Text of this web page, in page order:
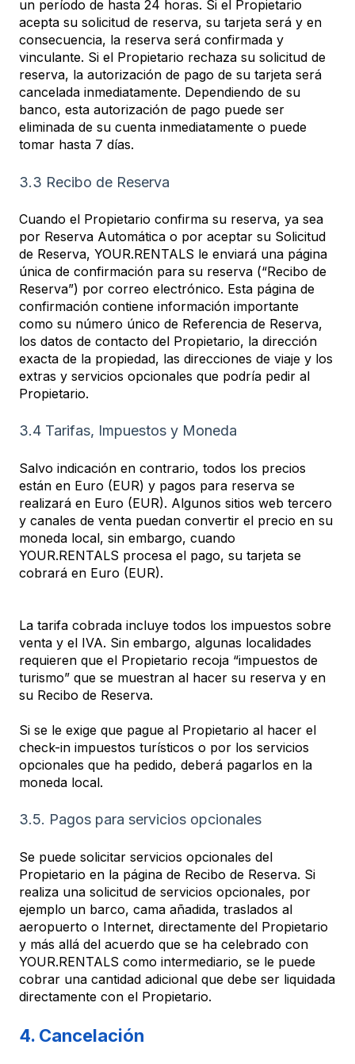
un período de hasta 24 horas. Si el Propietario
acepta su solicitud de reserva, su tarjeta será y en
consecuencia, la reserva será confirmada y
vinculante. Si el Propietario rechaza su solicitud de
reserva, la autorización de pago de su tarjeta será
cancelada inmediatamente. Dependiendo de su
banco, esta autorización de pago puede ser
eliminada de su cuenta inmediatamente o puede
tomar hasta 7 días.
3.3 Recibo de Reserva
Cuando el Propietario confirma su reserva, ya sea
por Reserva Automática o por aceptar su Solicitud
de Reserva, YOUR.RENTALS le enviará una página
única de confirmación para su reserva (“Recibo de
Reserva”) por correo electrónico. Esta página de
confirmación contiene información importante
como su número único de Referencia de Reserva,
los datos de contacto del Propietario, la dirección
exacta de la propiedad, las direcciones de viaje y los
extras y servicios opcionales que podría pedir al
Propietario.
3.4 Tarifas, Impuestos y Moneda
Salvo indicación en contrario, todos los precios
están en Euro (EUR) y pagos para reserva se
realizará en Euro (EUR). Algunos sitios web tercero
y canales de venta puedan convertir el precio en su
moneda local, sin embargo, cuando
YOUR.RENTALS procesa el pago, su tarjeta se
cobrará en Euro (EUR).
La tarifa cobrada incluye todos los impuestos sobre
venta y el IVA. Sin embargo, algunas localidades
requieren que el Propietario recoja “impuestos de
turismo” que se muestran al hacer su reserva y en
su Recibo de Reserva.
Si se le exige que pague al Propietario al hacer el
check-in impuestos turísticos o por los servicios
opcionales que ha pedido, deberá pagarlos en la
moneda local.
3.5. Pagos para servicios opcionales
Se puede solicitar servicios opcionales del
Propietario en la página de Recibo de Reserva. Si
realiza una solicitud de servicios opcionales, por
ejemplo un barco, cama añadida, traslados al
aeropuerto o Internet, directamente del Propietario
y más allá del acuerdo que se ha celebrado con
YOUR.RENTALS como intermediario, se le puede
cobrar una cantidad adicional que debe ser liquidada
directamente con el Propietario.
4. Cancelación